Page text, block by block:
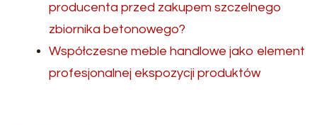
producenta przed zakupem szczelnego
zbiornika betonowego?
Współczesne meble handlowe jako element
profesjonalnej ekspozycji produktów